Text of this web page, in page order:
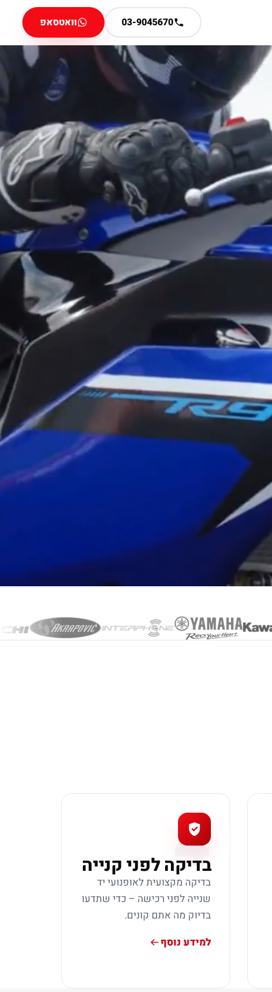
03-9045670 וואטסאפ
4
בדיקה לפני קנייה
בדיקה מקצועית לאופנועי יד
שנייה לפני רכישה – כדי שתדעו
בדיוק מה אתם קונים.
למידע נוסף